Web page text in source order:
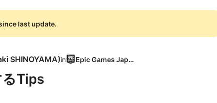
last update.
SHINOYAMA)in Epic Games Japan
Tips